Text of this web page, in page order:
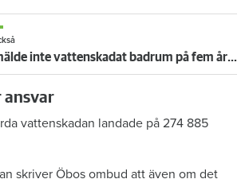
Anmälde inte vattenskadat badrum på fem år – krävs på 125 000 kronor
ansvar
vattenskadan landade på 274 885
skriver Öbos ombud att även om det